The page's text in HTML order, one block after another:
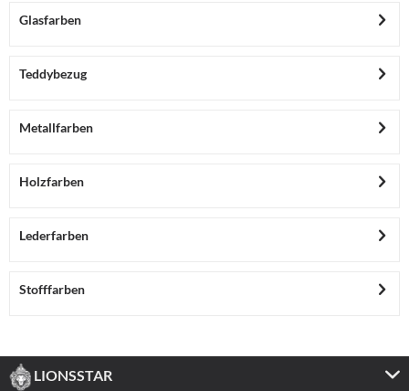
Glasfarben
Teddybezug
Metallfarben
Holzfarben
Lederfarben
Stofffarben
LIONSSTAR